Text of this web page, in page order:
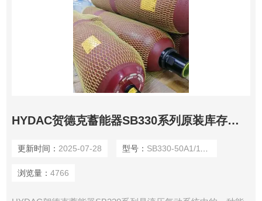
HYDAC贺德克蓄能器SB330系列原装库存现货
更新时间： 2025-07-28 型号： SB330-50A1/112A9-330A
浏览量： 4766